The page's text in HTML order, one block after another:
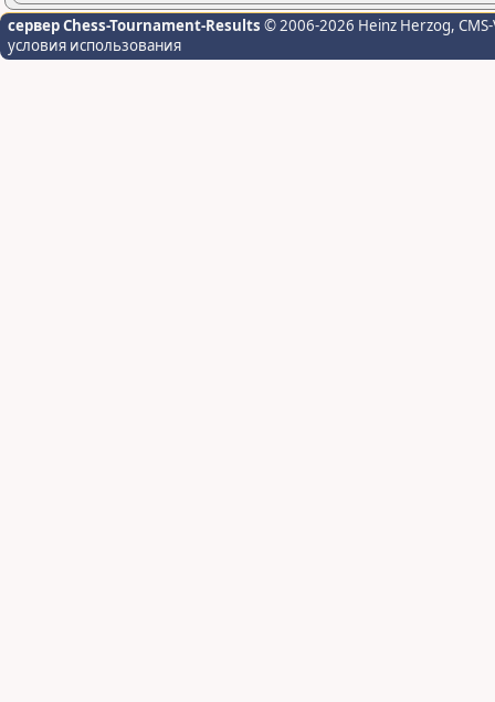
сервер Chess-Tournament-Results © 2006-2026 Heinz Herzog,
условия использования